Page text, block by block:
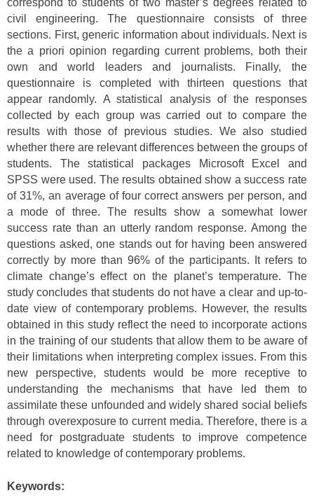
correspond to students of two master’s degrees related to
civil engineering. The questionnaire consists of three
sections. First, generic information about individuals. Next is
the a priori opinion regarding current problems, both their
own and world leaders and journalists. Finally, the
questionnaire is completed with thirteen questions that
appear randomly. A statistical analysis of the responses
collected by each group was carried out to compare the
results with those of previous studies. We also studied
whether there are relevant differences between the groups of
students. The statistical packages Microsoft Excel and
SPSS were used. The results obtained show a success rate
of 31%, an average of four correct answers per person, and
a mode of three. The results show a somewhat lower
success rate than an utterly random response. Among the
questions asked, one stands out for having been answered
correctly by more than 96% of the participants. It refers to
climate change’s effect on the planet’s temperature. The
study concludes that students do not have a clear and up-to-
date view of contemporary problems. However, the results
obtained in this study reflect the need to incorporate actions
in the training of our students that allow them to be aware of
their limitations when interpreting complex issues. From this
new perspective, students would be more receptive to
understanding the mechanisms that have led them to
assimilate these unfounded and widely shared social beliefs
through overexposure to current media. Therefore, there is a
need for postgraduate students to improve competence
related to knowledge of contemporary problems.
Keywords: